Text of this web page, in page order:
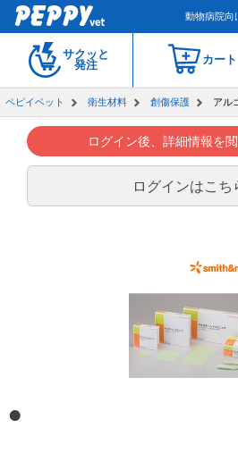
動物病院向
サクッと
発注
カート
ペピイベット 衛生材料 創傷保護 アル
ログイン後、詳細情報を
ログインはこち